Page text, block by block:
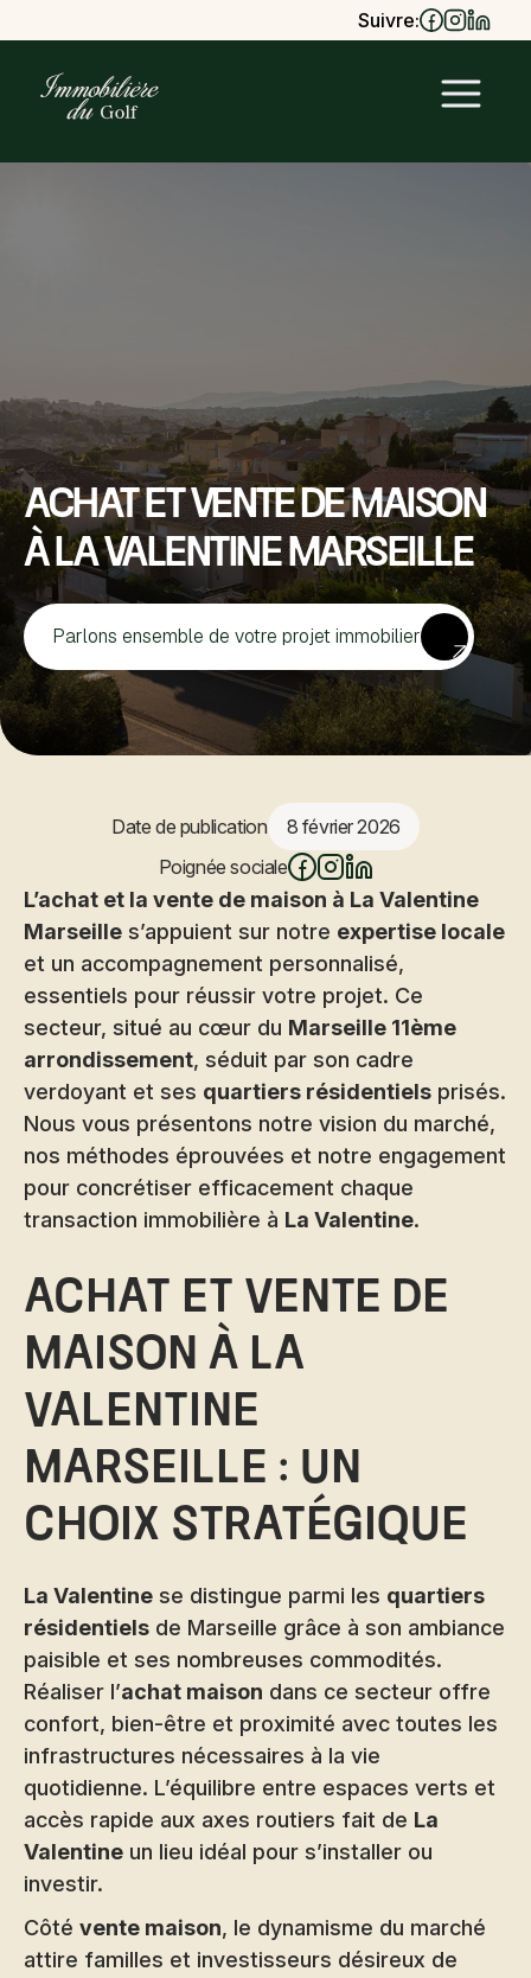
Suivre:
Achat et vente de maison
à La Valentine Marseille
Parlons ensemble de votre projet immobilier
Date de publication
8 février 2026
Poignée sociale
L’achat et la vente de maison à La Valentine
Marseille s’appuient sur notre expertise locale
et un accompagnement personnalisé,
essentiels pour réussir votre projet. Ce
secteur, situé au cœur du Marseille 11ème
arrondissement, séduit par son cadre
verdoyant et ses quartiers résidentiels prisés.
Nous vous présentons notre vision du marché,
nos méthodes éprouvées et notre engagement
pour concrétiser efficacement chaque
transaction immobilière à La Valentine.
Achat et vente de
maison à La
Valentine
Marseille : un
choix stratégique
La Valentine se distingue parmi les quartiers
résidentiels de Marseille grâce à son ambiance
paisible et ses nombreuses commodités.
Réaliser l’achat maison dans ce secteur offre
confort, bien-être et proximité avec toutes les
infrastructures nécessaires à la vie
quotidienne. L’équilibre entre espaces verts et
accès rapide aux axes routiers fait de La
Valentine un lieu idéal pour s’installer ou
investir.
Côté vente maison, le dynamisme du marché
attire familles et investisseurs désireux de